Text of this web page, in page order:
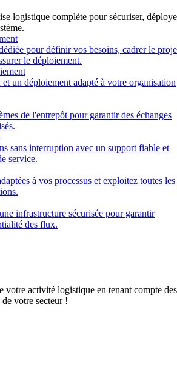
logistique complète pour sécuriser,
pour définir vos besoins, cadrer le
le déploiement.
un déploiement adapté à votre organisation
de l'entrepôt pour garantir des échanges
sans interruption avec un support fiable et
service.
à vos processus et exploitez toutes les
infrastructure sécurisée pour garantir
des flux.
votre activité logistique en tenant compte des
votre secteur !